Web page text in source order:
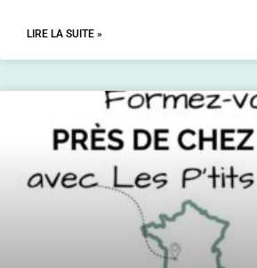
LIRE LA SUITE »